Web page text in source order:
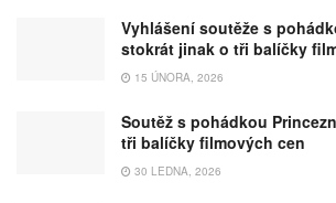
Vyhlášení soutěže s
stokrát jinak o tři balíčky
15 ÚNORA, 2026
Soutěž s pohádkou
tři balíčky filmových cen
30 LEDNA, 2026